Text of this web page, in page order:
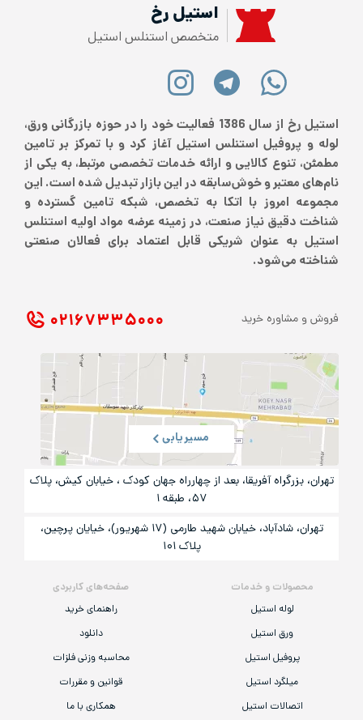
استیل رخ
متخصص استنلس استیل
استیل رخ از سال 1386 فعالیت خود را در حوزه بازرگانی ورق،
لوله و پروفیل استنلس استیل آغاز کرد و با تمرکز بر تامین
مطمئن، تنوع کالایی و ارائه خدمات تخصصی مرتبط، به یکی از
نام‌های معتبر و خوش‌سابقه در این بازار تبدیل شده است. این
مجموعه امروز با اتکا به تخصص، شبکه تامین گسترده و
شناخت دقیق نیاز صنعت، در زمینه عرضه مواد اولیه استنلس
استیل به عنوان شریکی قابل اعتماد برای فعالان صنعتی
شناخته می‌شود.
محصولات و خدمات
لوله استیل
ورق استیل
پروفیل استیل
میلگرد استیل
اتصالات استیل
صفحه‌های کاربردی
راهنمای خرید
دانلود
محاسبه وزنی فلزات
قوانین و مقررات
همکاری با ما
فروش و مشاوره خرید ۰۲۱ ۶۷۳۳۵۰۰۰
مسیریابی
تهران، بزرگراه آفریقا، بعد از چهارراه جهان کودک ، خیابان کیش، پلاک
۵۷، طبقه ۱
تهران، شادآباد، خیابان شهید طارمی (۱۷ شهریور)، خیایان پرچین،
پلاک ۱۰۱